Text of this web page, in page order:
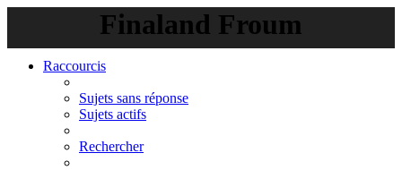
Finaland Froum
Raccourcis
Sujets sans réponse
Sujets actifs
Rechercher